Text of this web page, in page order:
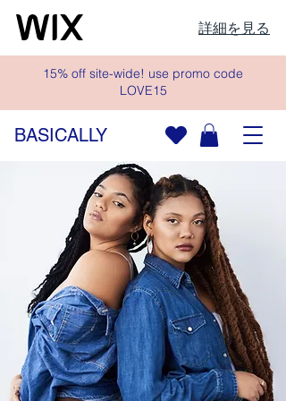
詳細を見る